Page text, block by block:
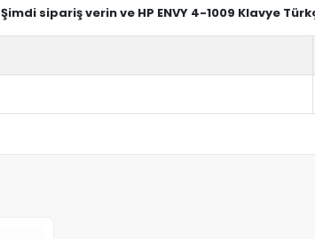
Şimdi sipariş verin ve HP ENVY 4-1009 Klavye